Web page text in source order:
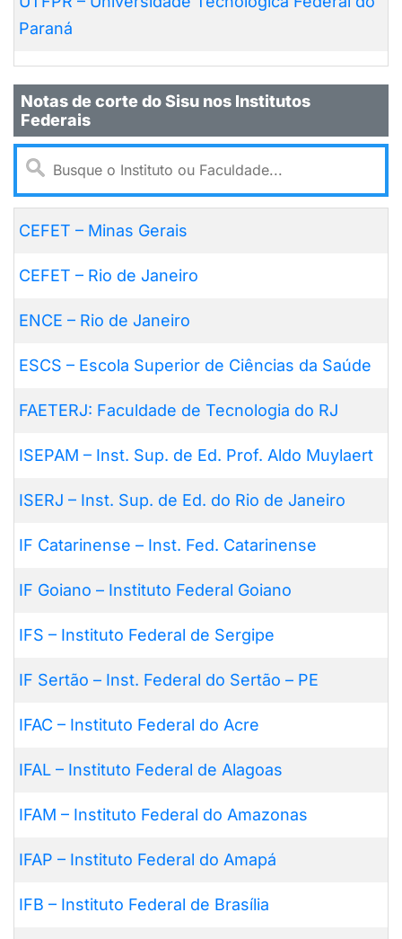
Paraná
Notas de corte do Sisu nos Institutos
Federais
CEFET – Minas Gerais
CEFET – Rio de Janeiro
ENCE – Rio de Janeiro
ESCS – Escola Superior de Ciências da Saúde
FAETERJ: Faculdade de Tecnologia do RJ
ISEPAM – Inst. Sup. de Ed. Prof. Aldo Muylaert
ISERJ – Inst. Sup. de Ed. do Rio de Janeiro
IF Catarinense – Inst. Fed. Catarinense
IF Goiano – Instituto Federal Goiano
IFS – Instituto Federal de Sergipe
IF Sertão – Inst. Federal do Sertão – PE
IFAC – Instituto Federal do Acre
IFAL – Instituto Federal de Alagoas
IFAM – Instituto Federal do Amazonas
IFAP – Instituto Federal do Amapá
IFB – Instituto Federal de Brasília